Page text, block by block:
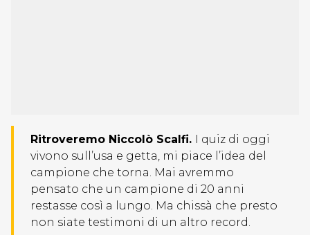
Ritroveremo Niccolò Scalfi. I quiz di oggi
vivono sull’usa e getta, mi piace l’idea del
campione che torna. Mai avremmo
pensato che un campione di 20 anni
restasse così a lungo. Ma chissà che presto
non siate testimoni di un altro record.